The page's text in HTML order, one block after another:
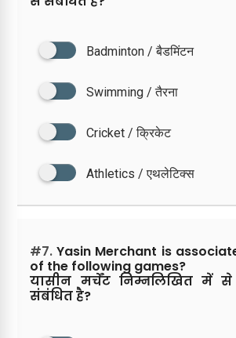
Badminton / बैडमिंटन
Swimming / तैरना
Cricket / क्रिकेट
Athletics / एथलेटिक्स
#7. Yasin Merchant is
of the following games?
यासीन मर्चेंट निम्नलिखित
संबंधित है?